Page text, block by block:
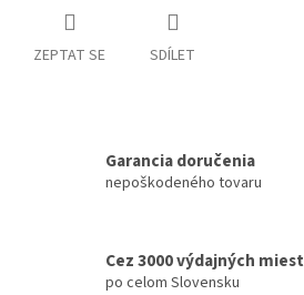
ZEPTAT SE SDÍLET
Garancia doručenia
nepoškodeného tovaru
Cez 3000 výdajných miest
po celom Slovensku